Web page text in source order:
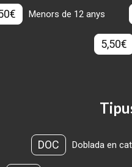
Menors de 12 anys
5,50€
DOC Doblada en